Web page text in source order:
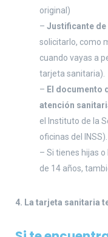
original)
– Justificante de
solicitarlo, como
cuando vayas a
tarjeta sanitaria).
– El documento
atención
el Instituto de la
oficinas del INSS).
– Si tienes hijas o
de 14 años,
4. La tarjeta sanitaria